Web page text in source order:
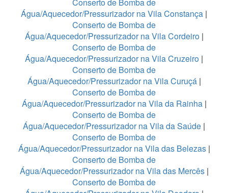
Conserto de Bomba de
Água/Aquecedor/Pressurizador na Vila Constança |
Conserto de Bomba de
Água/Aquecedor/Pressurizador na Vila Cordeiro|
Conserto de Bomba de
Água/Aquecedor/Pressurizador na Vila Cruzeiro |
Conserto de Bomba de
Água/Aquecedor/Pressurizador na Vila Curuçá |
Conserto de Bomba de
Água/Aquecedor/Pressurizador na Vila da Rainha |
Conserto de Bomba de
Água/Aquecedor/Pressurizador na Vila da Saúde |
Conserto de Bomba de
Água/Aquecedor/Pressurizador na Vila das Belezas|
Conserto de Bomba de
Água/Aquecedor/Pressurizador na Vila das Mercês|
Conserto de Bomba de